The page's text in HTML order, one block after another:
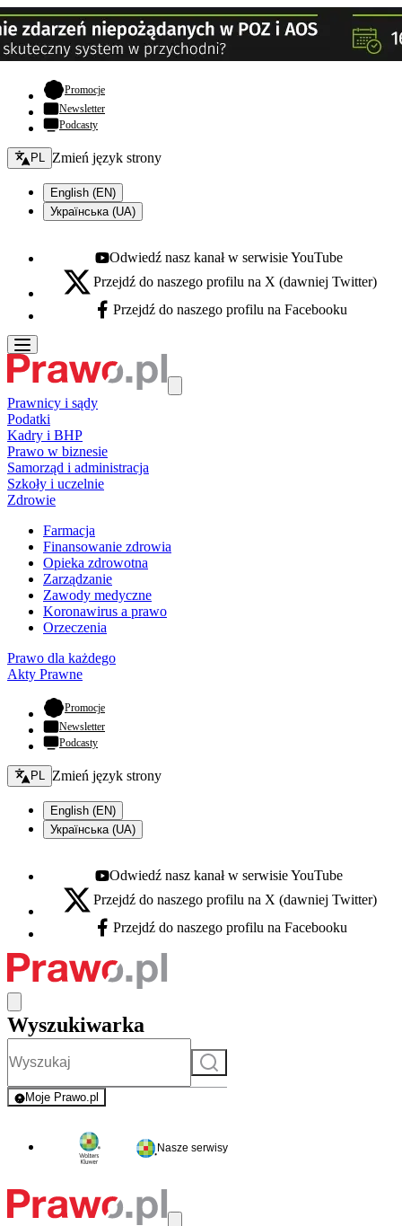
Promocje- otwiera się w nowej karcie
Newsletter
Podcasty
Zmień język - bieżący:
PL Zmień język strony
English (EN)
Українська (UA)
Youtube - otwiera się w nowej karcie
Odwiedź nasz kanał w serwisie YouTube
X - otwiera się w nowej karcie
Przejdź do naszego profilu na X (dawniej Twitter)
Facebook - otwiera się w nowej karcie
Przejdź do naszego profilu na Facebooku
Prawnicy i sądy
Podatki
Kadry i BHP
Prawo w biznesie
Samorząd i administracja
Szkoły i uczelnie
Zdrowie
Farmacja
Finansowanie zdrowia
Opieka zdrowotna
Zarządzanie
Zawody medyczne
Koronawirus a prawo
Orzeczenia
Prawo dla każdego
Akty Prawne
Promocje- otwiera się w nowej karcie
Newsletter
Podcasty
Zmień język - bieżący:
PL Zmień język strony
English (EN)
Українська (UA)
Youtube - otwiera się w nowej karcie
Odwiedź nasz kanał w serwisie YouTube
X - otwiera się w nowej karcie
Przejdź do naszego profilu na X (dawniej Twitter)
Facebook - otwiera się w nowej karcie
Przejdź do naszego profilu na Facebooku
Wyszukiwarka
Szukaj
Moje Prawo.pl
- rejestracja i logowanie do serwisu
Nasze serwisy